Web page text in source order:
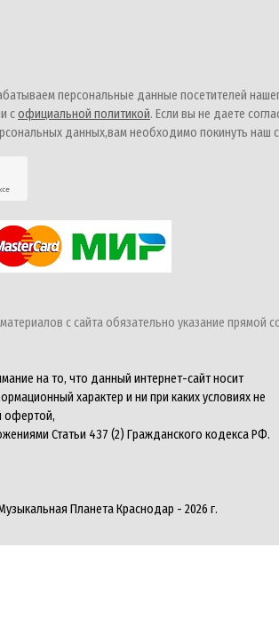
персональные данные посетителей
софициальной политикой. Если вы не даете
данных,вам необходимо покинуть наш
с сайта обязательно указание прямой
на то, что данный интернет-сайт носит
характер и ни при каких условиях не
офертой,
Статьи 437 (2) Гражданского кодекса РФ.
Планета Краснодар - 2026 г.